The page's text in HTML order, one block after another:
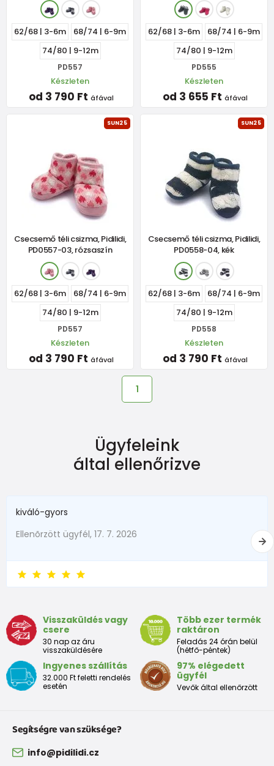
62/68 | 3-6m
68/74 | 6-9m
74/80 | 9-12m
PD557
Készleten
od 3 790 Ft áfával
62/68 | 3-6m
68/74 | 6-9m
74/80 | 9-12m
PD555
Készleten
od 3 655 Ft áfával
SUN25
Csecsemő téli csizma, Pidilidi,
PD0557-03, rózsaszín
62/68 | 3-6m
68/74 | 6-9m
74/80 | 9-12m
PD557
Készleten
od 3 790 Ft áfával
SUN25
Csecsemő téli csizma, Pidilidi,
PD0558-04, kék
62/68 | 3-6m
68/74 | 6-9m
74/80 | 9-12m
PD558
Készleten
od 3 790 Ft áfával
1
Ügyfeleink
által ellenőrizve
kiváló-gyors
Ellenõrzött ügyfél, 17. 7. 2026
Visszaküldés vagy
csere
30 nap az áru
visszaküldésére
Több ezer termék
raktáron
Feladás 24 órán belül
(hétfő-péntek)
Ingyenes szállítás
32.000 Ft feletti rendelés
esetén
97% elégedett
ügyfél
Vevők által ellenőrzött
Segítségre van szüksége?
info@pidilidi.cz